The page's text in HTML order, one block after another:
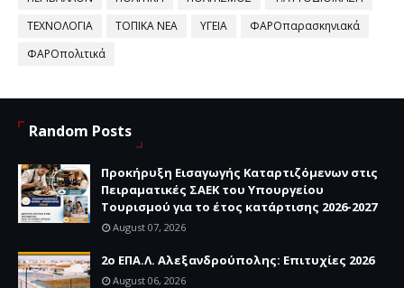
ΤΕΧΝΟΛΟΓΙΑ
ΤΟΠΙΚΑ ΝΕΑ ΥΓΕΙΑ
ΦΑΡΟπαρασκηνιακά
ΦΑΡΟπολιτικά
Random Posts
Προκήρυξη Εισαγωγής Καταρτιζόμενων στις
Πειραματικές ΣΑΕΚ του Υπουργείου
Τουρισμού για το έτος κατάρτισης 2026-2027
August 07, 2026
2ο ΕΠΑ.Λ. Αλεξανδρούπολης: Επιτυχίες 2026
August 06, 2026